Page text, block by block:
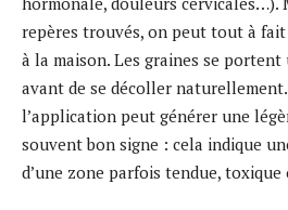
repères trouvés, on peut tout à
à la maison. Les graines se
avant de se décoller
l’application peut générer une
souvent bon signe : cela indique
d’une zone parfois tendue, toxique